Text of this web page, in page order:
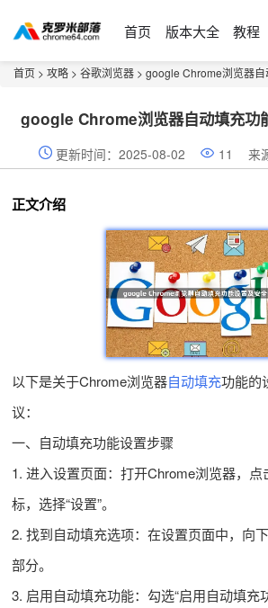
首页 版本大全 教程
首页 > 攻略 > 谷歌浏览器 > google Chrome浏览器自
google Chrome浏览器自动填充功
更新时间：2025-08-02 11 来
正文介绍
以下是关于Chrome浏览器自动填充功能的
议：
一、自动填充功能设置步骤
1. 进入设置页面：打开Chrome浏览器，
标，选择“设置”。
2. 找到自动填充选项：在设置页面中，向
部分。
3. 启用自动填充功能：勾选“启用自动填充